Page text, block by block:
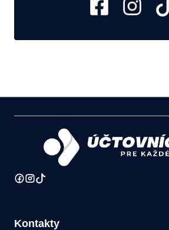
Kontakty